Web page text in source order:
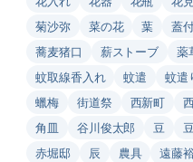
菊沙弥
菜の花 葉 蓋
蕎麦猪口
薪ストーブ 薬
蚊取線香入れ
蚊遣 蚊遣
蠟梅
街道祭 西新町
角皿
谷川俊太郎 豆
赤堀邸
辰 農具 遠藤